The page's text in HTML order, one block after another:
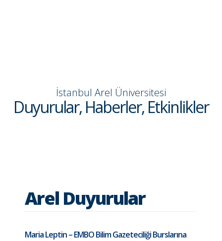
İstanbul Arel Üniversitesi
Duyurular, Haberler, Etkinlikler
Arel Duyurular
Maria Leptin – EMBO Bilim Gazeteciliği Burslarına